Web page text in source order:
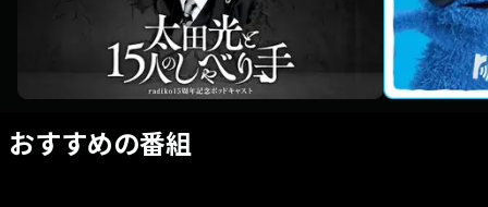
おすすめの番組